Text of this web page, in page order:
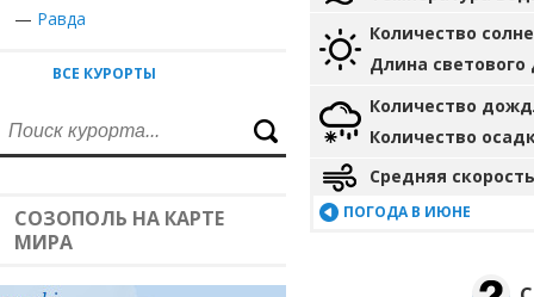
— Равда
ВСЕ КУРОРТЫ
СОЗОПОЛЬ НА КАРТЕ
МИРА
Количество
Длина светового
Количество
Количество
Средняя
ПОГОДА В ИЮНЕ